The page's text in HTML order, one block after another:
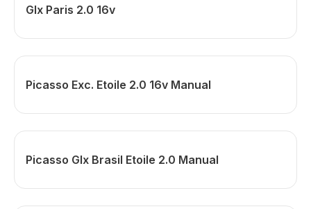
Glx Paris 2.0 16v
Picasso Exc. Etoile 2.0 16v Manual
Picasso Glx Brasil Etoile 2.0 Manual